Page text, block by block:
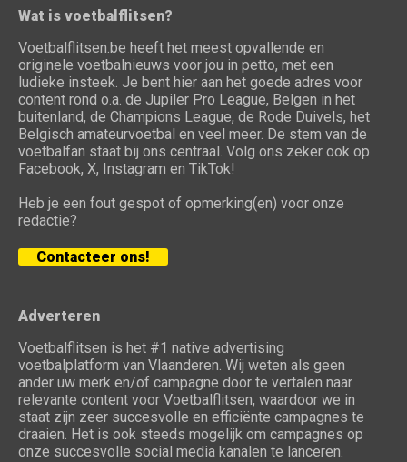
Wat is voetbalflitsen?
Voetbalflitsen.be heeft het meest opvallende en
originele voetbalnieuws voor jou in petto, met een
ludieke insteek. Je bent hier aan het goede adres voor
content rond o.a. de Jupiler Pro League, Belgen in het
buitenland, de Champions League, de Rode Duivels, het
Belgisch amateurvoetbal en veel meer. De stem van de
voetbalfan staat bij ons centraal. Volg ons zeker ook op
Facebook, X, Instagram en TikTok!
Heb je een fout gespot of opmerking(en) voor onze
redactie?
Contacteer ons!
Adverteren
Voetbalflitsen is het #1 native advertising
voetbalplatform van Vlaanderen. Wij weten als geen
ander uw merk en/of campagne door te vertalen naar
relevante content voor Voetbalflitsen, waardoor we in
staat zijn zeer succesvolle en efficiënte campagnes te
draaien. Het is ook steeds mogelijk om campagnes op
onze succesvolle social media kanalen te lanceren.